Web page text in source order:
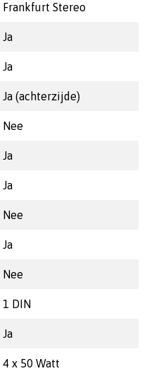
Frankfurt Stereo
Ja
Ja
Ja (achterzijde)
Nee
Ja
Ja
Nee
Ja
Nee
1 DIN
Ja
4 x 50 Watt